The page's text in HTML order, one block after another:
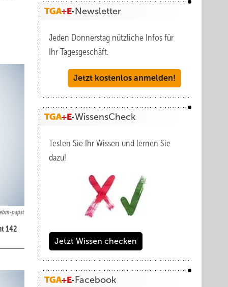
ebm-papst
142
Newsletter
Jeden Donnerstag nützliche Infos für
Ihr Tagesgeschäft.
Jetzt kostenlos anmelden!
WissensCheck
Testen Sie Ihr Wissen und lernen Sie
dazu!
Jetzt Wissen checken
Facebook